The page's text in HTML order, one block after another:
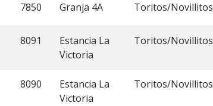
7850 Granja 4A Toritos/Novillitos
8091
Estancia La
Victoria
Toritos/Novillitos
8090
Estancia La
Victoria
Toritos/Novillitos